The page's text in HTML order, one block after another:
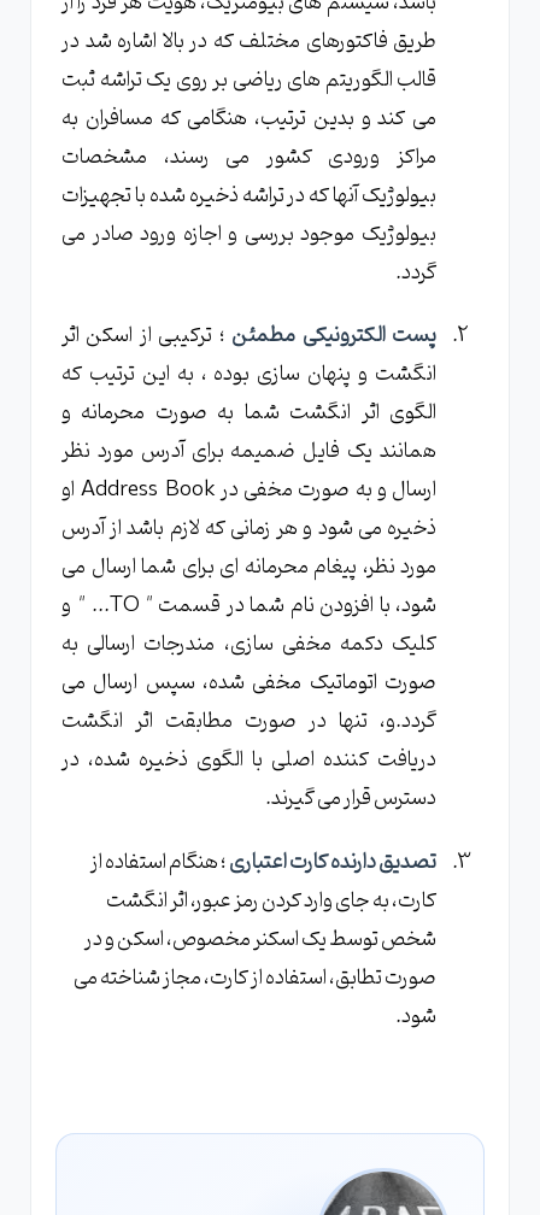
طریق فاکتورهای مختلف که در بالا اشاره شد در
قالب الگوریتم های ریاضی بر روی یک تراشه ثبت
می کند و بدین ترتیب، هنگامی که مسافران به
مراکز ورودی کشور می رسند، مشخصات
بیولوژیک آنها که در تراشه ذخیره شده با تجهیزات
بیولوژیک موجود بررسی و اجازه ورود صادر می
گردد.
پست الکترونیکی مطمئن ؛ ترکیبی از اسکن اثر
انگشت و پنهان سازی بوده ، به این ترتیب که
الگوی اثر انگشت شما به صورت محرمانه و
همانند یک فایل ضمیمه برای آدرس مورد نظر
ارسال و به صورت مخفی در Address Book او
ذخیره می شود و هر زمانی که لازم باشد از آدرس
مورد نظر، پیغام محرمانه ای برای شما ارسال می
شود، با افزودن نام شما در قسمت " TO... " و
کلیک دکمه مخفی سازی، مندرجات ارسالی به
صورت اتوماتیک مخفی شده، سپس ارسال می
گردد.و، تنها در صورت مطابقت اثر انگشت
دریافت کننده اصلی با الگوی ذخیره شده، در
دسترس قرار می گیرند.
تصدیق دارنده کارت اعتباری؛ هنگام استفاده از
کارت، به جای وارد کردن رمز عبور، اثر انگشت
شخص توسط یک اسکنر مخصوص، اسکن و در
صورت تطابق، استفاده از کارت، مجاز شناخته می
شود.